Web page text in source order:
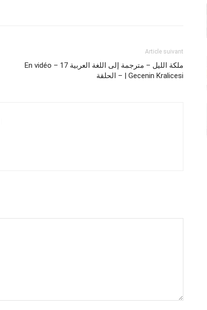
Article suivant
En vidéo – 17 ملكة الليل – مترجمة إلى اللغة العربية
– الحلقة | Gecenin Kralicesi